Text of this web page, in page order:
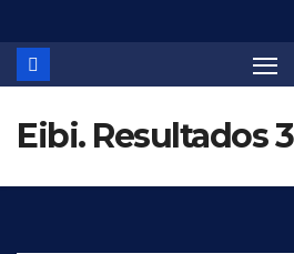
Eibi. Resultados 3